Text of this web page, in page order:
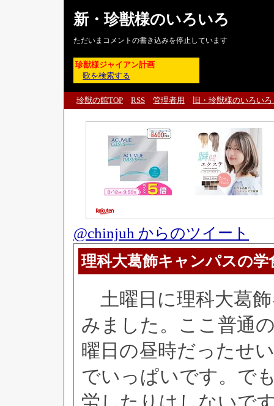
新・珍獣様のいろいろ
ただいまコメントの書き込みを停止しています
珍獣様ジャイアン計画
歌を検索する
珍獣の館TOP RSS 管理者用 旧・珍獣様のいろい
@chinjuh からのツイート
理科大葛飾キャンパスの
土曜日に理科大葛
みました。ここ普通
曜日の昼時だったせ
でいっぱいです。で